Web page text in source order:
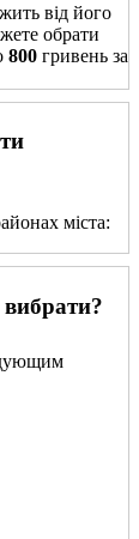
від його
обрати
800 гривень за
міста: